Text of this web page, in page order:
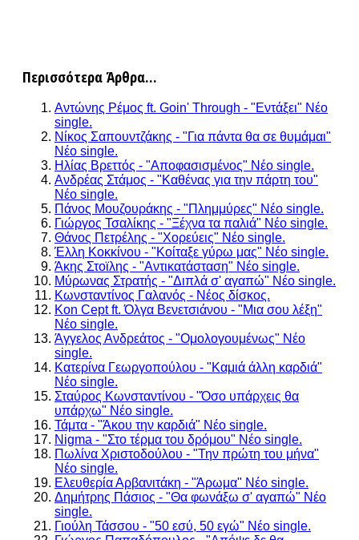
Περισσότερα Άρθρα...
Αντώνης Ρέμος ft. Goin' Through - "Εντάξει" Νέο
single.
Νίκος Σαπουντζάκης - "Για πάντα θα σε θυμάμαι"
Νέο single.
Ηλίας Βρεττός - "Αποφασισμένος" Νέο single.
Ανδρέας Στάμος - "Καθένας για την πάρτη του"
Νέο single.
Πάνος Μουζουράκης - "Πλημμύρες" Νέο single.
Γιώργος Τσαλίκης - "Ξέχνα τα παλιά" Νέο single.
Θάνος Πετρέλης - "Χορεύεις" Νέο single.
Έλλη Κοκκίνου - "Κοίταξε γύρω μας" Νέο single.
Άκης Στοϊλης - "Αντικατάσταση" Νέο single.
Μύρωνας Στρατής - "Διπλά σ' αγαπώ" Νέο single.
Κωνσταντίνος Γαλανός - Νέος δίσκος.
Kon Cept ft. Όλγα Βενετσιάνου - "Μια σου λέξη"
Νέο single.
Άγγελος Ανδρεάτος - "Ομολογουμένως" Νέο
single.
Κατερίνα Γεωργοπούλου - "Καμιά άλλη καρδιά"
Νέο single.
Σταύρος Κωνσταντίνου - "Όσο υπάρχεις θα
υπάρχω" Νέο single.
Τάμτα - "Άκου την καρδιά" Νέο single.
Nigma - "Στο τέρμα του δρόμου" Νέο single.
Πωλίνα Χριστοδούλου - "Την πρώτη του μήνα"
Νέο single.
Ελευθερία Αρβανιτάκη - "Άρωμα" Νέο single.
Δημήτρης Πάσιος - "Θα φωνάξω σ' αγαπώ" Νέο
single.
Γιούλη Τάσσου - "50 εσύ, 50 εγώ" Νέο single.